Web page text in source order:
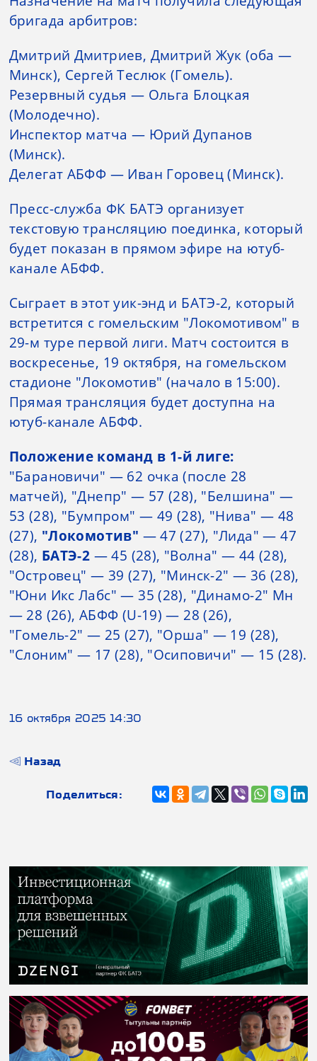
бригада арбитров:
Дмитрий Дмитриев, Дмитрий Жук (оба —
Минск), Сергей Теслюк (Гомель).
Резервный судья — Ольга Блоцкая
(Молодечно).
Инспектор матча — Юрий Дупанов
(Минск).
Делегат АБФФ — Иван Горовец (Минск).
Пресс-служба ФК БАТЭ организует
текстовую трансляцию поединка, который
будет показан в прямом эфире на ютуб-
канале АБФФ.
Сыграет в этот уик-энд и БАТЭ-2, который
встретится с гомельским "Локомотивом" в
29-м туре первой лиги. Матч состоится в
воскресенье, 19 октября, на гомельском
стадионе "Локомотив" (начало в 15:00).
Прямая трансляция будет доступна на
ютуб-канале АБФФ.
Положение команд в 1-й лиге:
"Барановичи" — 62 очка (после 28
матчей), "Днепр" — 57 (28), "Белшина" —
53 (28), "Бумпром" — 49 (28), "Нива" — 48
(27), "Локомотив" — 47 (27), "Лида" — 47
(28), БАТЭ-2 — 45 (28), "Волна" — 44 (28),
"Островец" — 39 (27), "Минск-2" — 36 (28),
"Юни Икс Лабс" — 35 (28), "Динамо-2" Мн
— 28 (26), АБФФ (U-19) — 28 (26),
"Гомель-2" — 25 (27), "Орша" — 19 (28),
"Слоним" — 17 (28), "Осиповичи" — 15 (28).
16 октября 2025 14:30
Назад
Поделиться: